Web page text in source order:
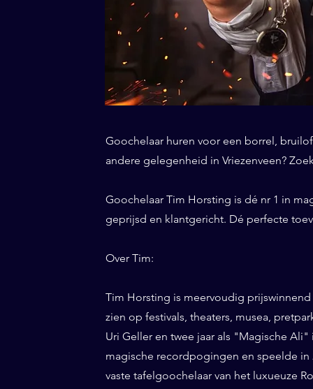
Goochelaar huren voor een borrel,
andere gelegenheid in Vriezenveen?
Goochelaar Tim Horsting is dé nr 1 in
geprijsd en klantgericht. Dé perfecte
Over Tim:
Tim Horsting is meervoudig
zien op festivals, theaters, musea,
Uri Geller en twee jaar als "Magische
magische recordpogingen en speelde in
vaste tafelgoochelaar van het luxueuze